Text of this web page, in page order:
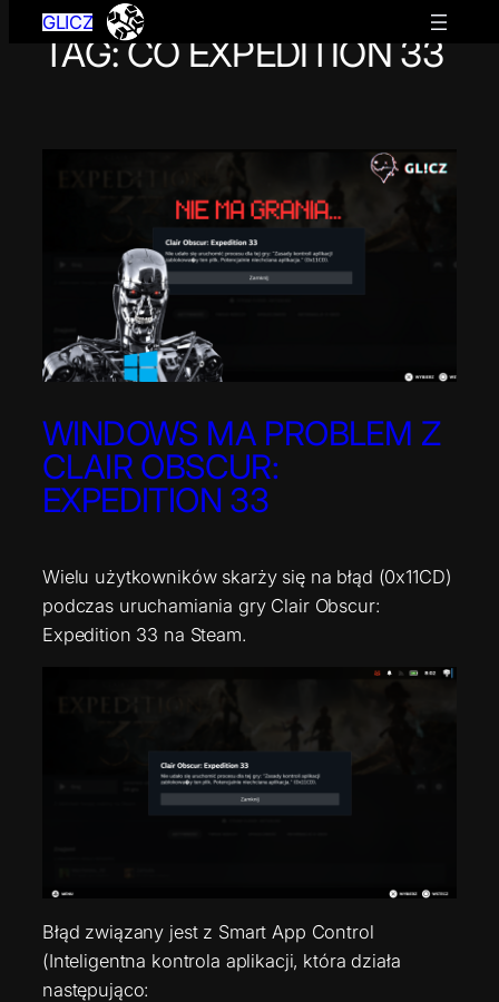
Przejdź
GLICZ
TAG:CO EXPEDITION 33
WINDOWS MA PROBLEM Z
CLAIR OBSCUR:
EXPEDITION 33
Wielu użytkowników skarży się na błąd (0x11CD)
podczas uruchamiania gry Clair Obscur:
Expedition 33 na Steam.
Błąd związany jest z Smart App Control
(Inteligentna kontrola aplikacji, która działa
następująco: